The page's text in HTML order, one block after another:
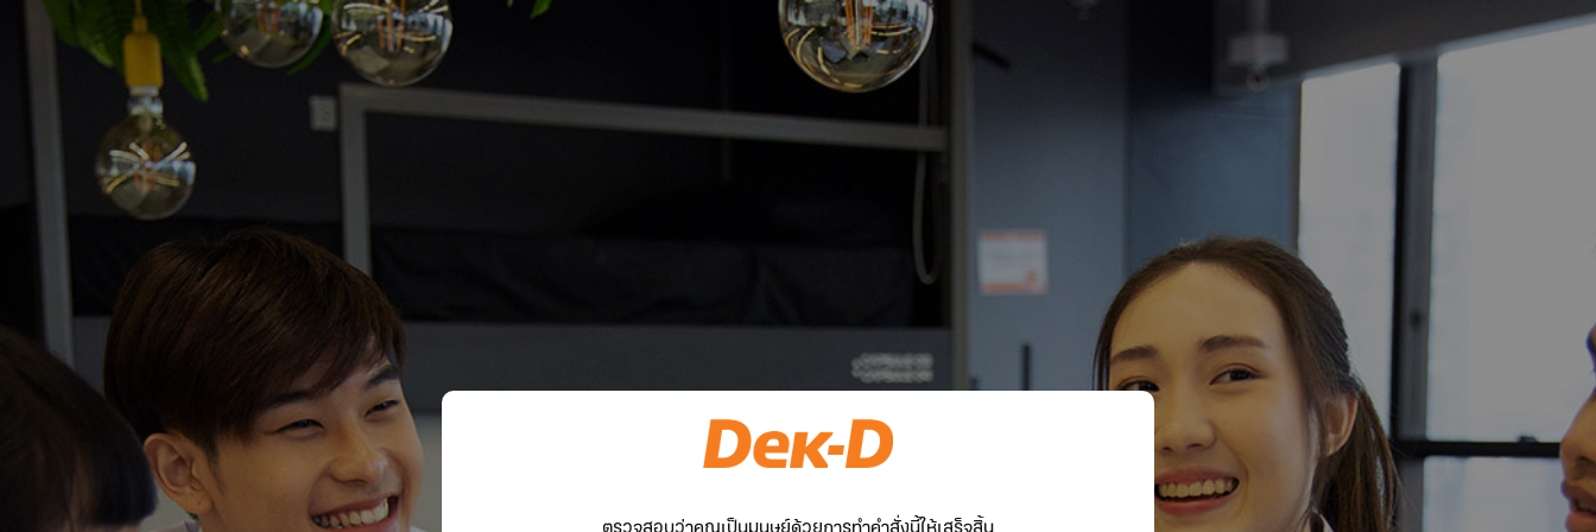
ตรวจสอบว่าคุณเป็นมนุษย์ด้วยการทำคำสั่งนี้ให้เสร็จสิ้น